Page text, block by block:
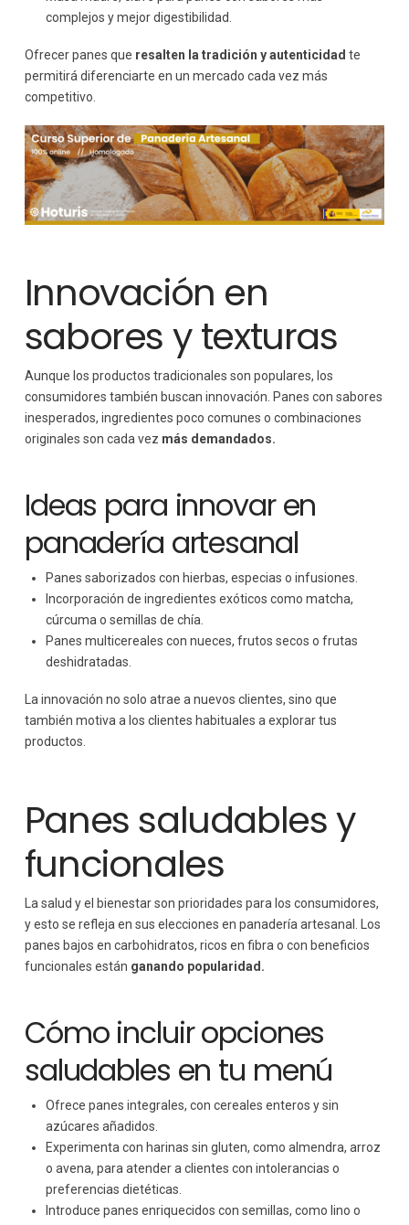
complejos y mejor digestibilidad.
Ofrecer panes que resalten la tradición y autenticidad te
permitirá diferenciarte en un mercado cada vez más
competitivo.
Innovación en
sabores y texturas
Aunque los productos tradicionales son populares, los
consumidores también buscan innovación. Panes con sabores
inesperados, ingredientes poco comunes o combinaciones
originales son cada vez más demandados.
Ideas para innovar en
panadería artesanal
Panes saborizados con hierbas, especias o infusiones.
Incorporación de ingredientes exóticos como matcha,
cúrcuma o semillas de chía.
Panes multicereales con nueces, frutos secos o frutas
deshidratadas.
La innovación no solo atrae a nuevos clientes, sino que
también motiva a los clientes habituales a explorar tus
productos.
Panes saludables y
funcionales
La salud y el bienestar son prioridades para los consumidores,
y esto se refleja en sus elecciones en panadería artesanal. Los
panes bajos en carbohidratos, ricos en fibra o con beneficios
funcionales están ganando popularidad.
Cómo incluir opciones
saludables en tu menú
Ofrece panes integrales, con cereales enteros y sin
azúcares añadidos.
Experimenta con harinas sin gluten, como almendra, arroz
o avena, para atender a clientes con intolerancias o
preferencias dietéticas.
Introduce panes enriquecidos con semillas, como lino o